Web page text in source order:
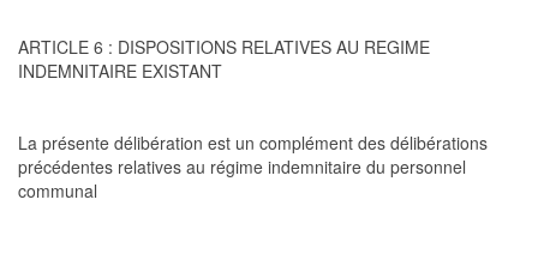
ARTICLE 6 : DISPOSITIONS RELATIVES AU REGIME
INDEMNITAIRE EXISTANT
La présente délibération est un complément des délibérations
précédentes relatives au régime indemnitaire du personnel
communal